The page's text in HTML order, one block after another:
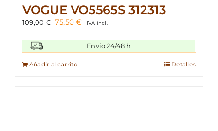
VOGUE VO5565S 312313
109,00€ El
era:
109,00 €.
75,50€El
actual
es:
IVA incl.
Envío 24/48 h
Añadir al carrito Detalles